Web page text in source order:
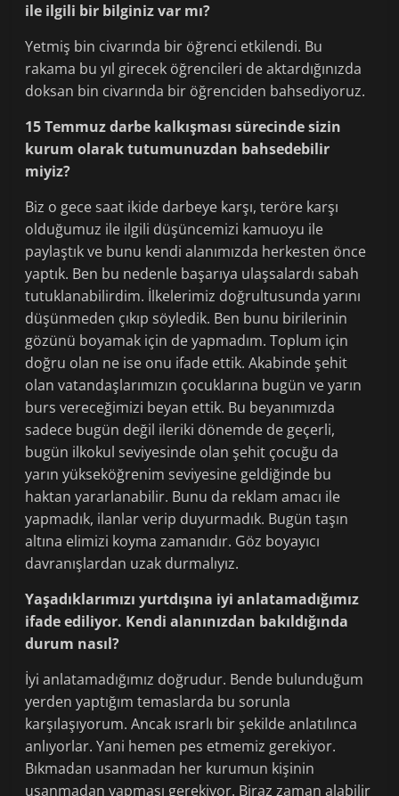
ile ilgili bir bilginiz var mı?
Yetmiş bin civarında bir öğrenci etkilendi. Bu
rakama bu yıl girecek öğrencileri de aktardığınızda
doksan bin civarında bir öğrenciden bahsediyoruz.
15 Temmuz darbe kalkışması sürecinde sizin
kurum olarak tutumunuzdan bahsedebilir
miyiz?
Biz o gece saat ikide darbeye karşı, teröre karşı
olduğumuz ile ilgili düşüncemizi kamuoyu ile
paylaştık ve bunu kendi alanımızda herkesten önce
yaptık. Ben bu nedenle başarıya ulaşsalardı sabah
tutuklanabilirdim. İlkelerimiz doğrultusunda yarını
düşünmeden çıkıp söyledik. Ben bunu birilerinin
gözünü boyamak için de yapmadım. Toplum için
doğru olan ne ise onu ifade ettik. Akabinde şehit
olan vatandaşlarımızın çocuklarına bugün ve yarın
burs vereceğimizi beyan ettik. Bu beyanımızda
sadece bugün değil ileriki dönemde de geçerli,
bugün ilkokul seviyesinde olan şehit çocuğu da
yarın yükseköğrenim seviyesine geldiğinde bu
haktan yararlanabilir. Bunu da reklam amacı ile
yapmadık, ilanlar verip duyurmadık. Bugün taşın
altına elimizi koyma zamanıdır. Göz boyayıcı
davranışlardan uzak durmalıyız.
Yaşadıklarımızı yurtdışına iyi anlatamadığımız
ifade ediliyor. Kendi alanınızdan bakıldığında
durum nasıl?
İyi anlatamadığımız doğrudur. Bende bulunduğum
yerden yaptığım temaslarda bu sorunla
karşılaşıyorum. Ancak ısrarlı bir şekilde anlatılınca
anlıyorlar. Yani hemen pes etmemiz gerekiyor.
Bıkmadan usanmadan her kurumun kişinin
usanmadan yapması gerekiyor. Biraz zaman alabilir